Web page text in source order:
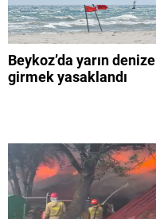
Beykoz’da yarın denize
girmek yasaklandı